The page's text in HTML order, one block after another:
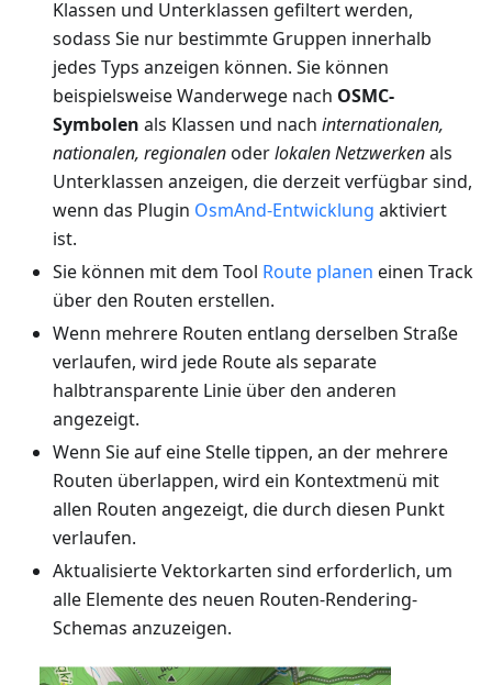
Klassen und Unterklassen gefiltert werden,
sodass Sie nur bestimmte Gruppen innerhalb
jedes Typs anzeigen können. Sie können
beispielsweise Wanderwege nach OSMC-
Symbolen als Klassen und nach internationalen,
nationalen, regionalenoderlokalen Netzwerkenals
Unterklassen anzeigen, die derzeit verfügbar sind,
wenn das Plugin OsmAnd-Entwicklung aktiviert
ist.
Sie können mit dem Tool Route planen einen Track
über den Routen erstellen.
Wenn mehrere Routen entlang derselben Straße
verlaufen, wird jede Route als separate
halbtransparente Linie über den anderen
angezeigt.
Wenn Sie auf eine Stelle tippen, an der mehrere
Routen überlappen, wird ein Kontextmenü mit
allen Routen angezeigt, die durch diesen Punkt
verlaufen.
Aktualisierte Vektorkarten sind erforderlich, um
alle Elemente des neuen Routen-Rendering-
Schemas anzuzeigen.